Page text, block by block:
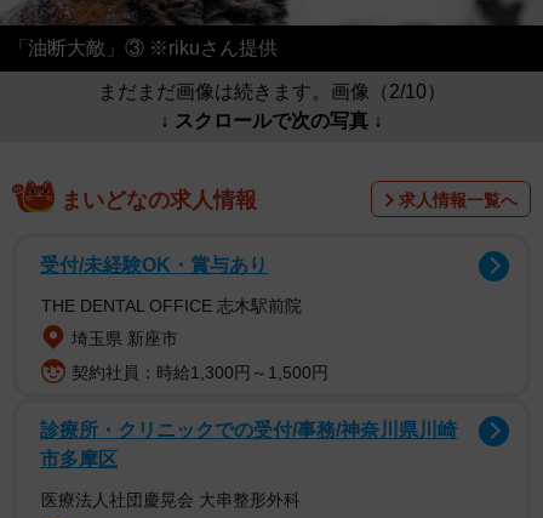
「油断大敵」③ ※rikuさん提供
まだまだ画像は続きます。画像（2/10）
↓ スクロールで次の写真 ↓
まいどなの求人情報 求人情報一覧へ
受付/未経験OK・賞与あり
THE DENTAL OFFICE 志木駅前院
埼玉県 新座市
契約社員：時給1,300円～1,500円
診療所・クリニックでの受付/事務/神奈川県川崎
市多摩区
医療法人社団慶晃会 大串整形外科